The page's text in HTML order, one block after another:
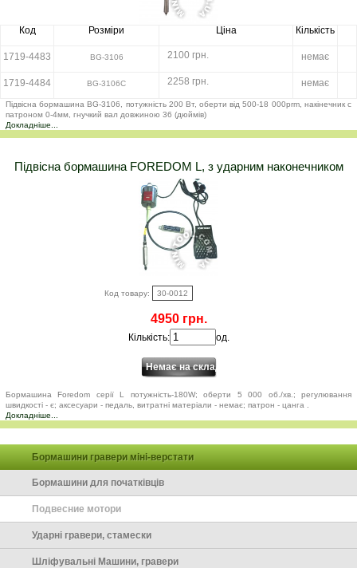
Код Розміри Ціна Кількість
1719-4483 BG-3106 2100 грн. немає
1719-4484 BG-3106C 2258 грн. немає
Підвісна бормашина BG-3106, потужність 200 Вт, оберти від 500-18 000prm, накінечник c
патроном 0-4мм, гнучкий вал довжиною 36 (дюймів)
Докладніше...
Підвісна бормашина FOREDOM L, з ударним наконечником
Код товару: 30-0012
4950 грн.
Кількість: од.
Бормашина Foredom серії L потужність-180W; оберти 5 000 об./хв.; регулювання
швидкості - є; аксесуари - педаль, витратні матеріали - немає; патрон - цанга .
Докладніше...
Бормашини гравери міні-верстати
Бормашини для початківців
Подвесние мотори
Ударні гравери, стамески
Шліфувальні Машини, гравери